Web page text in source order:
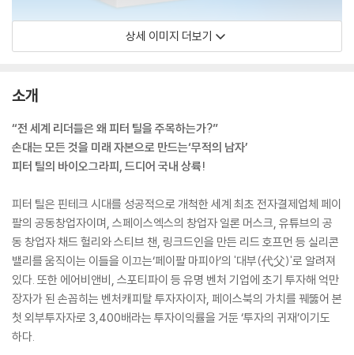
상세 이미지 더보기
소개
“전 세계 리더들은 왜 피터 틸을 주목하는가?”
손대는 모든 것을 미래 자본으로 만드는‘무적의 남자’
피터 틸의 바이오그라피, 드디어 국내 상륙!
피터 틸은 핀테크 시대를 성공적으로 개척한 세계 최초 전자결제업체 페이
팔의 공동창업자이며, 스페이스엑스의 창업자 일론 머스크, 유튜브의 공
동 창업자 채드 헐리와 스티브 챈, 링크드인을 만든 리드 호프먼 등 실리콘
밸리를 움직이는 이들을 이끄는‘페이팔 마피아’의 '대부(代父)'로 알려져
있다. 또한 에어비앤비, 스포티파이 등 유명 벤처 기업에 초기 투자해 억만
장자가 된 손꼽히는 벤처캐피탈 투자자이자, 페이스북의 가치를 꿰뚫어 본
첫 외부투자자로 3,400배라는 투자이익률을 거둔 ‘투자의 귀재’이기도
하다.